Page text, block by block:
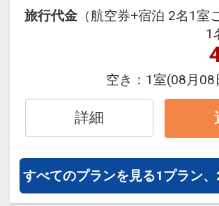
にも最適！
旅行期間中の1泊だけの
泊・飛び泊なども自由自
JALマイレージ会員の方
トマイルが50%貯まりま
■朝食のご案内
和洋の無料バイキング朝
す。明太子や筑前煮とい
メニュー「博多の朝食」
日替わりのおかず、ヨー
旅行代金 （航空券+宿泊 2名1室
1
空き： 1室(08月08
詳細
すべてのプランを見る1プラン